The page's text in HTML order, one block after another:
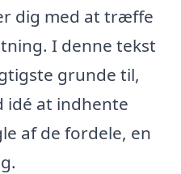
dig med at træffe
I denne tekst
grunde til,
idé at indhente
af de fordele, en